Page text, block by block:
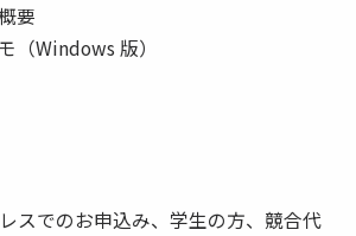
要
（Windows 版）
スでのお申込み、学生の方、競合代